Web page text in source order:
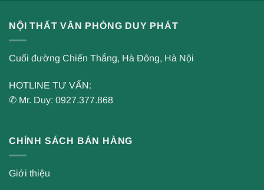
NỘI THẤT VĂN PHÒNG DUY PHÁT
Cuối đường Chiến Thắng, Hà Đông, Hà Nội
HOTLINE TƯ VẤN:
✆ Mr. Duy: 0927.377.868
CHÍNH SÁCH BÁN HÀNG
Giới thiệu